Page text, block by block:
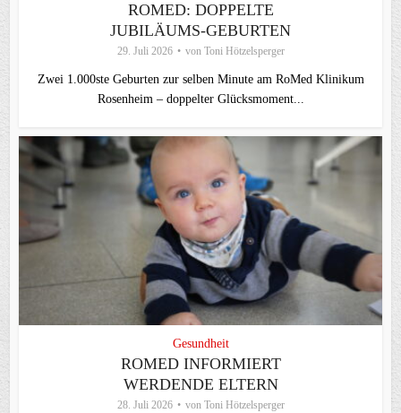
ROMED: DOPPELTE
JUBILÄUMS-GEBURTEN
29. Juli 2026 von Toni Hötzelsperger
Zwei 1.000ste Geburten zur selben Minute am RoMed Klinikum
Rosenheim – doppelter Glücksmoment...
Gesundheit
ROMED INFORMIERT
WERDENDE ELTERN
28. Juli 2026 von Toni Hötzelsperger